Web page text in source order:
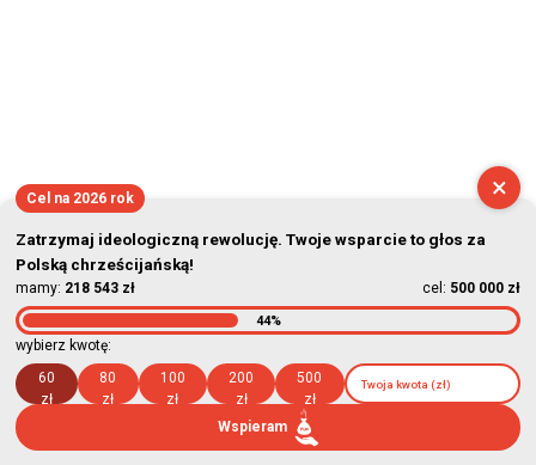
×
Cel na 2026 rok
Zatrzymaj ideologiczną rewolucję. Twoje wsparcie to głos za
Polską chrześcijańską!
mamy: 218 543 zł cel: 500 000 zł
44%
wybierz kwotę:
60
zł
80
zł
100
zł
200
zł
500
zł
Wspieram